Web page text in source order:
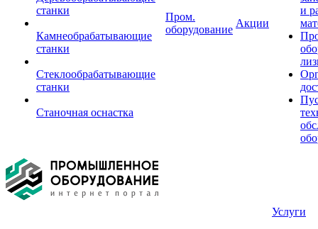
станки
Камнеобрабатывающие
станки
Стеклообрабатывающие
станки
Станочная оснастка
Пром.
оборудование
Акции
и
Услуги